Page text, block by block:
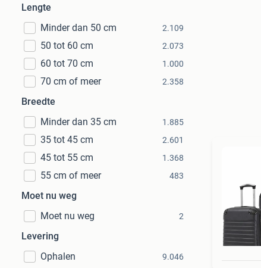
Lengte
Minder dan 50 cm
2.109
50 tot 60 cm 2.073
60 tot 70 cm 1.000
70 cm of meer 2.358
Breedte
Minder dan 35 cm
1.885
35 tot 45 cm 2.601
45 tot 55 cm 1.368
55 cm of meer 483
Moet nu weg
Moet nu weg
2
Levering
Ophalen
9.046